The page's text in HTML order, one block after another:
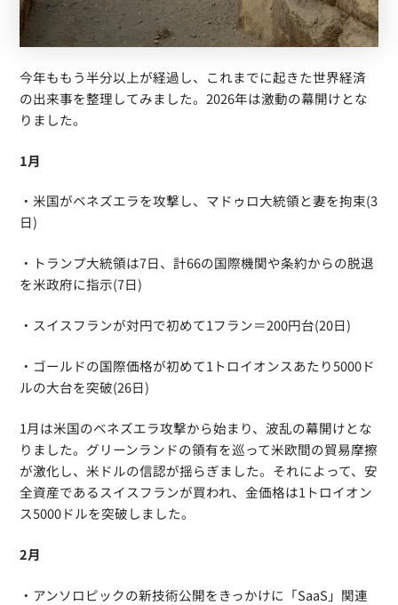
今年ももう半分以上が経過し、これまでに起きた世界経済
の出来事を整理してみました。2026年は激動の幕開けとな
りました。
1月
・米国がベネズエラを攻撃し、マドゥロ大統領と妻を拘束(3
日)
・トランプ大統領は7日、計66の国際機関や条約からの脱退
を米政府に指示(7日)
・スイスフランが対円で初めて1フラン＝200円台(20日)
・ゴールドの国際価格が初めて1トロイオンスあたり5000ド
ルの大台を突破(26日)
1月は米国のベネズエラ攻撃から始まり、波乱の幕開けとな
りました。グリーンランドの領有を巡って米欧間の貿易摩擦
が激化し、米ドルの信認が揺らぎました。それによって、安
全資産であるスイスフランが買われ、金価格は1トロイオン
ス5000ドルを突破しました。
2月
・アンソロピックの新技術公開をきっかけに「SaaS」関連